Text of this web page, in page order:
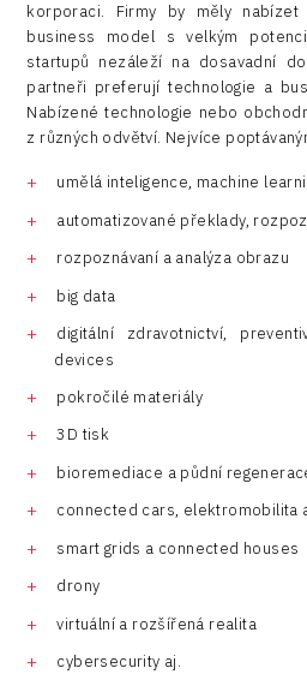
korporaci. Firmy by měly nabízet
business model s velkým
startupů nezáleží na dosavadní
partneři preferují technologie a
Nabízené technologie nebo
z různých odvětví. Nejvíce
umělá inteligence, machine
automatizované překlady,
rozpoznávaní a analýza obrazu
big data
digitální zdravotnictví,
devices
pokročilé materiály
3D tisk
bioremediace a půdní
connected cars, elektromobilita
smart grids a connected houses
drony
virtuální a rozšířená realita
cybersecurity aj.